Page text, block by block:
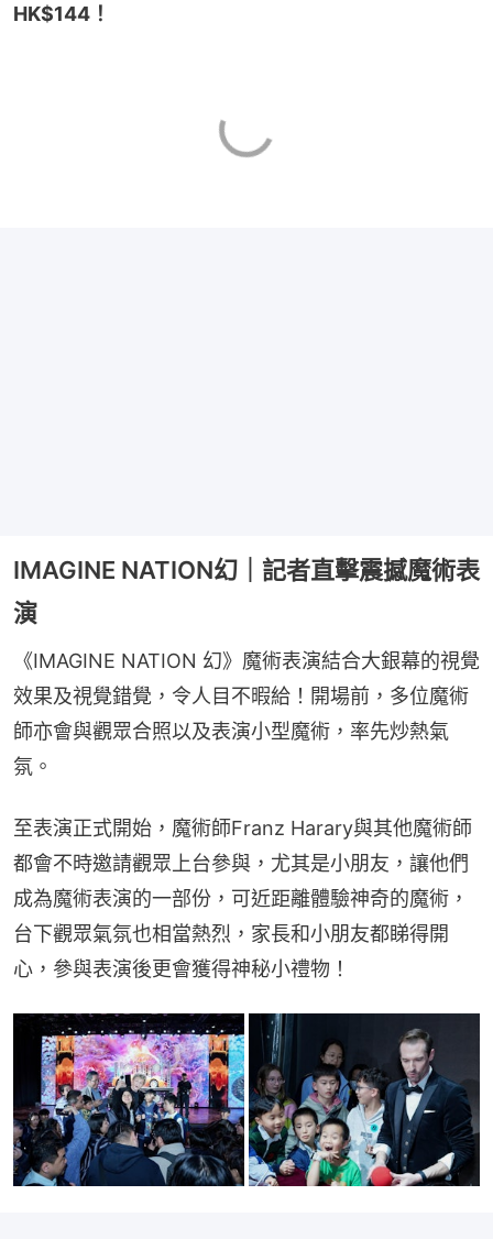
HK$144！
IMAGINE NATION幻｜記者直擊震撼魔術表
演
《IMAGINE NATION 幻》魔術表演結合大銀幕的視覺
效果及視覺錯覺，令人目不暇給！開場前，多位魔術
師亦會與觀眾合照以及表演小型魔術，率先炒熱氣
氛。
至表演正式開始，魔術師Franz Harary與其他魔術師
都會不時邀請觀眾上台參與，尤其是小朋友，讓他們
成為魔術表演的一部份，可近距離體驗神奇的魔術，
台下觀眾氣氛也相當熱烈，家長和小朋友都睇得開
心，參與表演後更會獲得神秘小禮物！